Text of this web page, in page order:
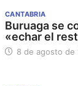
CANTABRIA
Buruaga se
«echar el
8 de agosto de